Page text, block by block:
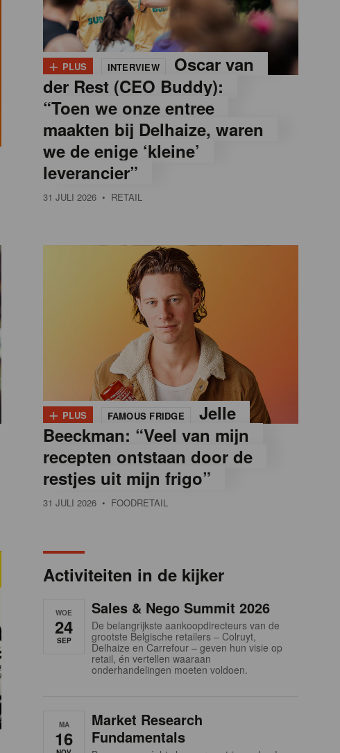
+ PLUS INTERVIEW
Oscar van
der Rest (CEO Buddy):
“Toen we onze entree
maakten bij Delhaize, waren
we de enige ‘kleine’
leverancier”
31 JULI 2026 • RETAIL
+ PLUS FAMOUS FRIDGE
Jelle
Beeckman: “Veel van mijn
recepten ontstaan door de
restjes uit mijn frigo”
31 JULI 2026 • FOODRETAIL
Activiteiten in de kijker
WOE
24
SEP
Sales & Nego Summit 2026
De belangrijkste aankoopdirecteurs van de
grootste Belgische retailers – Colruyt,
Delhaize en Carrefour – geven hun visie op
retail, én vertellen waaraan
onderhandelingen moeten voldoen.
MA
16
Market Research
Fundamentals